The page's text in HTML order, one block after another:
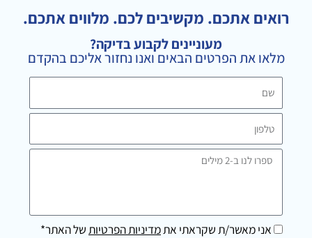
b
o
o
k
l
e
a
g
r
a
רואים אתכם. מקשיבים לכם. מלווים אתכם.
מעוניינים לקבוע בדיקה?
מלאו את הפרטים הבאים ואנו נחזור אליכם בהקדם
טלפון
ספרו
מילים
אני מאשר/ת שקראתי אתמדיניות הפרטיותשל האתר*